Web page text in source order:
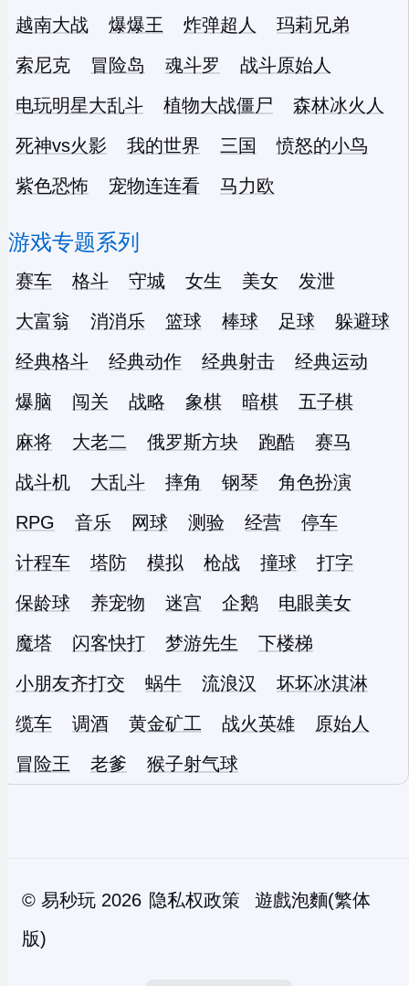
越南大战
爆爆王 炸弹超人
玛莉兄弟
索尼克
冒险岛 魂斗罗
战斗原始人
电玩明星大乱斗
植物大战僵尸
森林冰火人
死神vs火影
我的世界 三国
愤怒的小鸟
紫色恐怖
宠物连连看 马力欧
游戏专题系列
赛车 格斗 守城 女生 美女
发泄
大富翁
消消乐 篮球 棒球 足球
躲避球
经典格斗
经典动作 经典射击
经典运动
爆脑
闯关 战略 象棋 暗棋
五子棋
麻将
大老二 俄罗斯方块 跑酷
赛马
战斗机
大乱斗 摔角 钢琴
角色扮演
RPG
音乐 网球 测验 经营
停车
计程车
塔防 模拟 枪战 撞球
打字
保龄球
养宠物 迷宫 企鹅
电眼美女
魔塔
闪客快打 梦游先生
下楼梯
小朋友齐打交
蜗牛 流浪汉
坏坏冰淇淋
缆车
调酒 黄金矿工 战火英雄
原始人
冒险王
老爹 猴子射气球
© 易秒玩 2026 隐私权政策
遊戲泡麵(繁体
版)